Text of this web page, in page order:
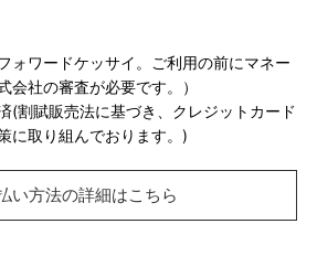
ォワードケッサイ。ご利用の前にマネー
会社の審査が必要です。）
(割賦販売法に基づき、クレジットカード
に取り組んでおります。)
い方法の詳細はこちら